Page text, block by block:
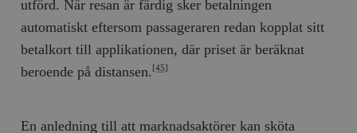
utförd. När resan är färdig sker betalningen
automatiskt eftersom passageraren redan kopplat sitt
betalkort till applikationen, där priset är beräknat
beroende på distansen. [45]
En anledning till att marknadsaktörer kan sköta